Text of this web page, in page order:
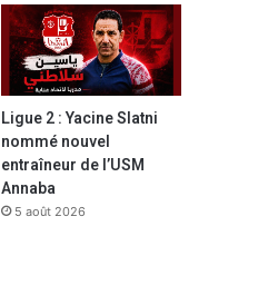
Ligue 2 : Yacine Slatni
nommé nouvel
entraîneur de l’USM
Annaba
5 août 2026